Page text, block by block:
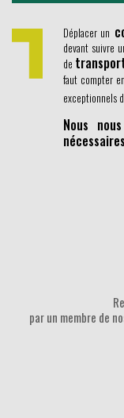
Déplacer un
devant suivre
de
faut compter
exceptionnels
Nous
par un membre de